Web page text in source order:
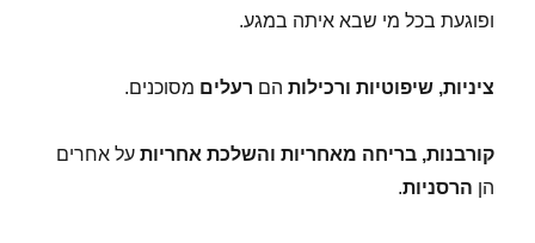
ופוגעת בכל מי שבא איתה במגע.
ציניות, שיפוטיות ורכילות הם רעלים מסוכנים.
קורבנות, בריחה מאחריות והשלכת אחריות על אחרים
הן הרסניות.